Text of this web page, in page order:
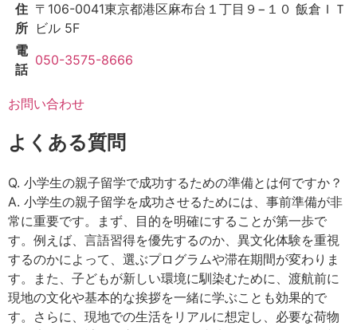
住
所
〒106-0041東京都港区麻布台１丁目９−１０ 飯倉ＩＴ
ビル 5F
電
話
050-3575-8666
お問い合わせ
よくある質問
Q. 小学生の親子留学で成功するための準備とは何ですか？
A. 小学生の親子留学を成功させるためには、事前準備が非
常に重要です。まず、目的を明確にすることが第一歩で
す。例えば、言語習得を優先するのか、異文化体験を重視
するのかによって、選ぶプログラムや滞在期間が変わりま
す。また、子どもが新しい環境に馴染むために、渡航前に
現地の文化や基本的な挨拶を一緒に学ぶことも効果的で
す。さらに、現地での生活をリアルに想定し、必要な荷物